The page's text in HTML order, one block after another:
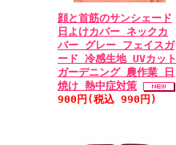
顔と首筋のサンシェード
日よけカバー ネックカ
バー グレー フェイスガ
ード 冷感生地 UVカット
ガーデニング 農作業 日
焼け 熱中症対策
900円(税込 990円)